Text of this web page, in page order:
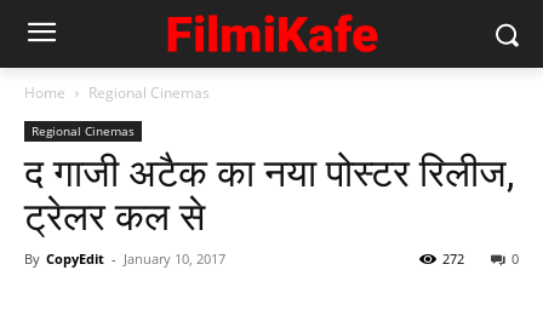
Home Regional Cinemas
Regional Cinemas
द गाजी अटैक का नया पोस्‍टर रिलीज,
ट्रेलर कल से
By CopyEdit - January 10, 2017 0
272